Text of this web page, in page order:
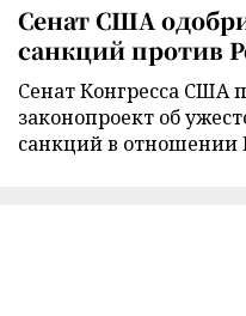
Сенат США
санкций против
Сенат Конгресса США
законопроект об
санкций в отношении